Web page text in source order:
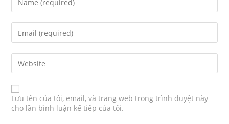
Lưu tên của tôi, email, và trang web trong trình duyệt này
cho lần bình luận kế tiếp của tôi.